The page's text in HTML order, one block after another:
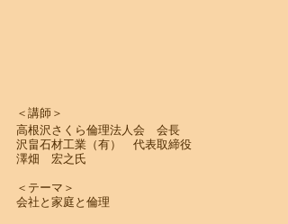
＜講師＞
高根沢さくら倫理法人会　会長
沢畠石材工業（有）　代表取締役
澤畑　宏之氏
＜テーマ＞
​会社と家庭と倫理